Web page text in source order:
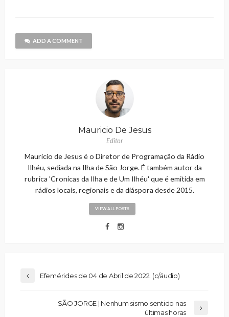
ADD A COMMENT
Mauricio De Jesus
Editor
Maurício de Jesus é o Diretor de Programação da Rádio
Ilhéu, sediada na Ilha de São Jorge. É também autor da
rubrica 'Cronicas da Ilha e de Um Ilhéu' que é emitida em
rádios locais, regionais e da diáspora desde 2015.
VIEW ALL POSTS
Efemérides de 04 de Abril de 2022. (c/áudio)
SÃO JORGE | Nenhum sismo sentido nas
últimas horas